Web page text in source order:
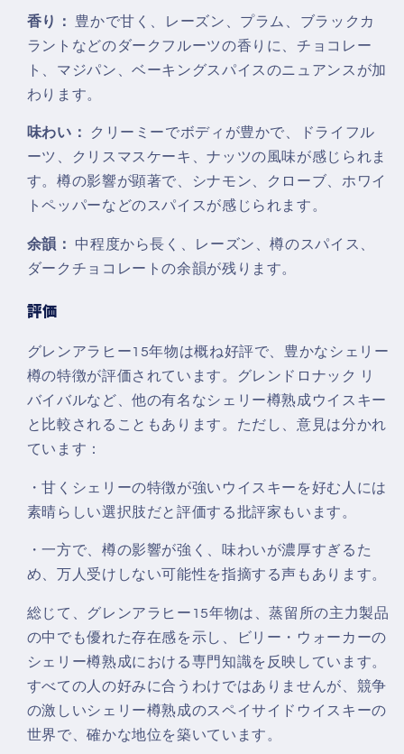
香り：
豊かで甘く、レーズン、プラム、ブラックカ
ラントなどのダークフルーツの香りに、チョコレー
ト、マジパン、ベーキングスパイスのニュアンスが加
わります。
味わい：
クリーミーでボディが豊かで、ドライフル
ーツ、クリスマスケーキ、ナッツの風味が感じられま
す。樽の影響が顕著で、シナモン、クローブ、ホワイ
トペッパーなどのスパイスが感じられます。
余韻：
中程度から長く、レーズン、樽のスパイス、
ダークチョコレートの余韻が残ります。
評価
グレンアラヒー15年物は概ね好評で、豊かなシェリー
樽の特徴が評価されています。グレンドロナック リ
バイバルなど、他の有名なシェリー樽熟成ウイスキー
と比較されることもあります。ただし、意見は分かれ
ています：
・甘くシェリーの特徴が強いウイスキーを好む人には
素晴らしい選択肢だと評価する批評家もいます。
・一方で、樽の影響が強く、味わいが濃厚すぎるた
め、万人受けしない可能性を指摘する声もあります。
総じて、グレンアラヒー15年物は、蒸留所の主力製品
の中でも優れた存在感を示し、ビリー・ウォーカーの
シェリー樽熟成における専門知識を反映しています。
すべての人の好みに合うわけではありませんが、競争
の激しいシェリー樽熟成のスペイサイドウイスキーの
世界で、確かな地位を築いています。